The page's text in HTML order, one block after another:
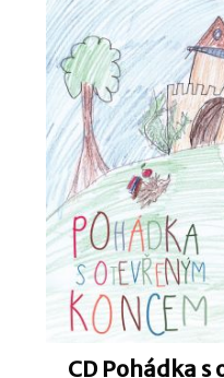
CD Pohádka